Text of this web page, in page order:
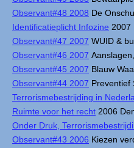
Observant#48 2008 De
Identificatieplicht Infozine 2007
Observant#47 2007 WUID &
Observant#46 2007
Observant#45 2007 Blauw
Observant#44 2007 Preventief
Terrorismebestrijding in
Ruimte voor het recht 2006
Onder Druk,
Observant#43 2006 Kiezen